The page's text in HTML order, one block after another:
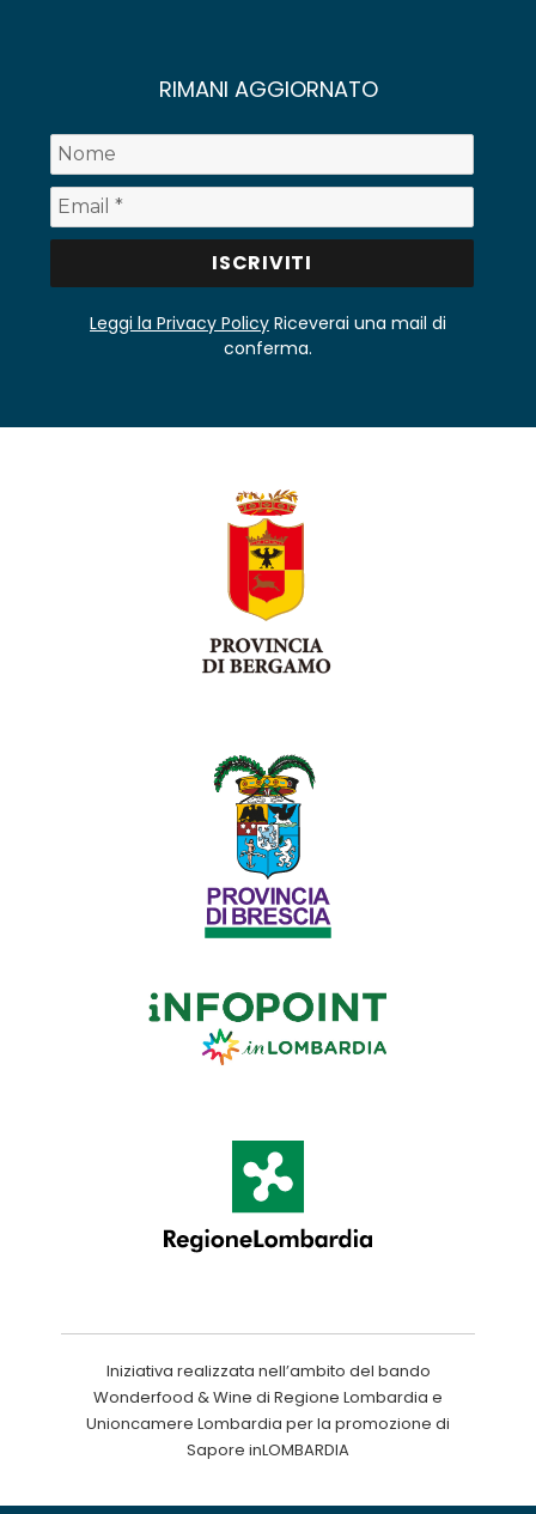
RIMANI AGGIORNATO
Leggi la Privacy Policy Riceverai una mail di
conferma.
Iniziativa realizzata nell’ambito del bando
Wonderfood & Wine di Regione Lombardia e
Unioncamere Lombardia per la promozione di
Sapore inLOMBARDIA